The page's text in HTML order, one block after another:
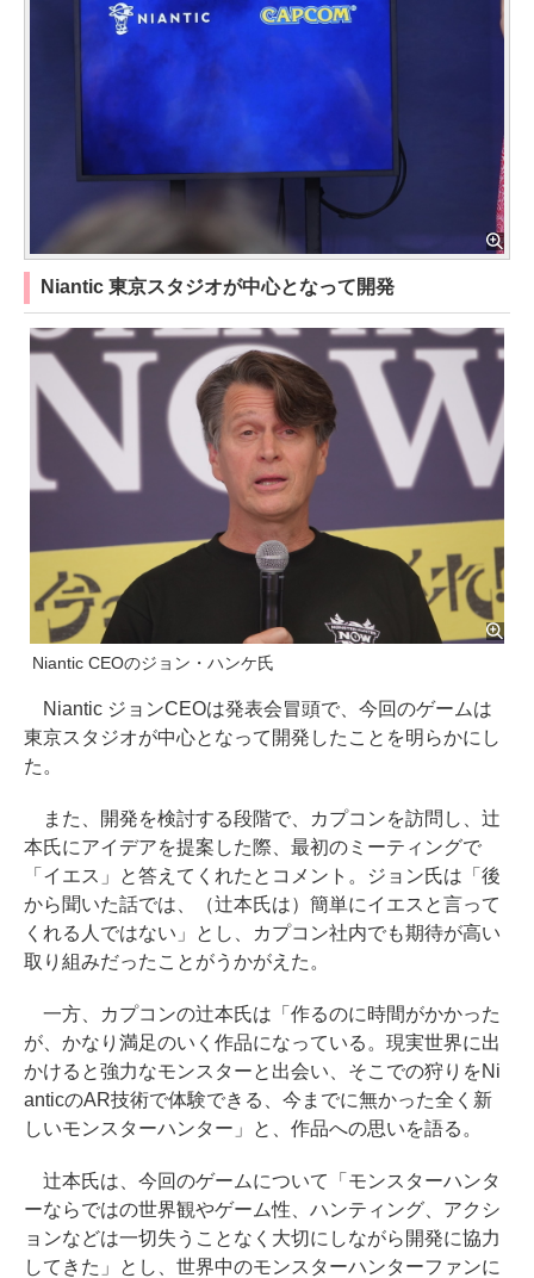
Niantic 東京スタジオが中心となって開発
Niantic CEOのジョン・ハンケ氏
Niantic ジョンCEOは発表会冒頭で、今回のゲームは
東京スタジオが中心となって開発したことを明らかにし
た。
また、開発を検討する段階で、カプコンを訪問し、辻
本氏にアイデアを提案した際、最初のミーティングで
「イエス」と答えてくれたとコメント。ジョン氏は「後
から聞いた話では、（辻本氏は）簡単にイエスと言って
くれる人ではない」とし、カプコン社内でも期待が高い
取り組みだったことがうかがえた。
一方、カプコンの辻本氏は「作るのに時間がかかった
が、かなり満足のいく作品になっている。現実世界に出
かけると強力なモンスターと出会い、そこでの狩りをNi
anticのAR技術で体験できる、今までに無かった全く新
しいモンスターハンター」と、作品への思いを語る。
辻本氏は、今回のゲームについて「モンスターハンタ
ーならではの世界観やゲーム性、ハンティング、アクシ
ョンなどは一切失うことなく大切にしながら開発に協力
してきた」とし、世界中のモンスターハンターファンに